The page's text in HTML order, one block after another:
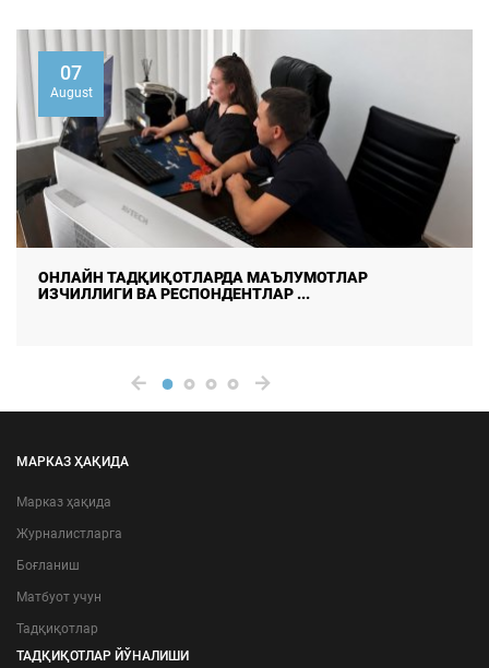
07
August
ДАЛА ТАДҚИҚОТЛАРИДА МАЪЛУМОТЛАР СИФАТИ ВА
ИШОНЧЛИЛИГИНИ ТАЪМ ...
МАРКАЗ ҲАҚИДА
Марказ ҳақида
Журналистларга
Боғланиш
Матбуот учун
Тадқиқотлар
ТАДҚИҚОТЛАР ЙЎНАЛИШИ